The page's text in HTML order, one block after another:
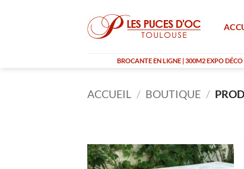
BROCANTE EN LIGNE | 300M2 EXPO
ACCUEIL / BOUTIQUE /